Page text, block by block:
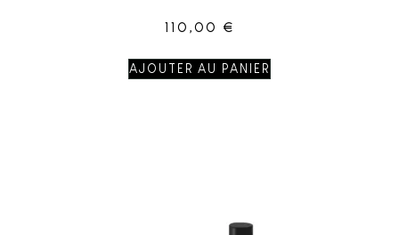
110,00 €
AJOUTER AU PANIER